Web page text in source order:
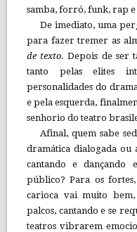
samba, forró, funk, rap
De imediato, uma
para fazer tremer as
de texto. Depois de ser
tanto pelas elites
personalidades do
e pela esquerda,
senhorio do teatro
Afinal, quem sabe
dramática dialogada ou
cantando e dançando
público? Para os
carioca vai muito
palcos, cantando e se
teatros vibrarem